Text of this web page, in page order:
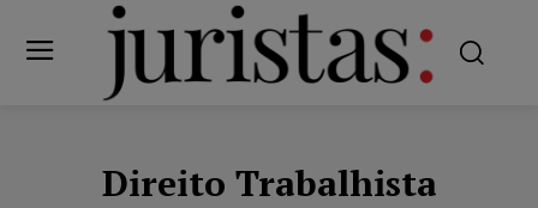
Direito Trabalhista